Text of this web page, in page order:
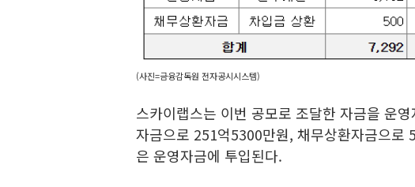
(사진=금융감독원 전자공시시스템)
스카이랩스는 이번 공모로 조달한 자금을 운
자금으로 251억5300만원, 채무상환자금으로
은 운영자금에 투입된다.